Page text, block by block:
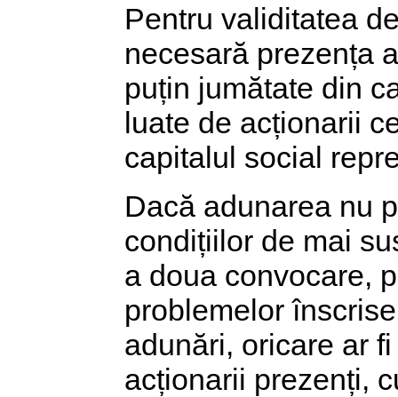
Pentru validitatea
necesară prezența
puțin jumătate din
luate de acționarii
capitalul social
Dacă adunarea nu
condițiilor de mai
a doua convocare,
problemelor
adunări, oricare ar
acționarii prezenți,